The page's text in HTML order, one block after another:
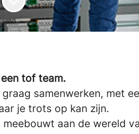
tof team.
samenwerken, met
je trots op kan zijn.
aan de wereld